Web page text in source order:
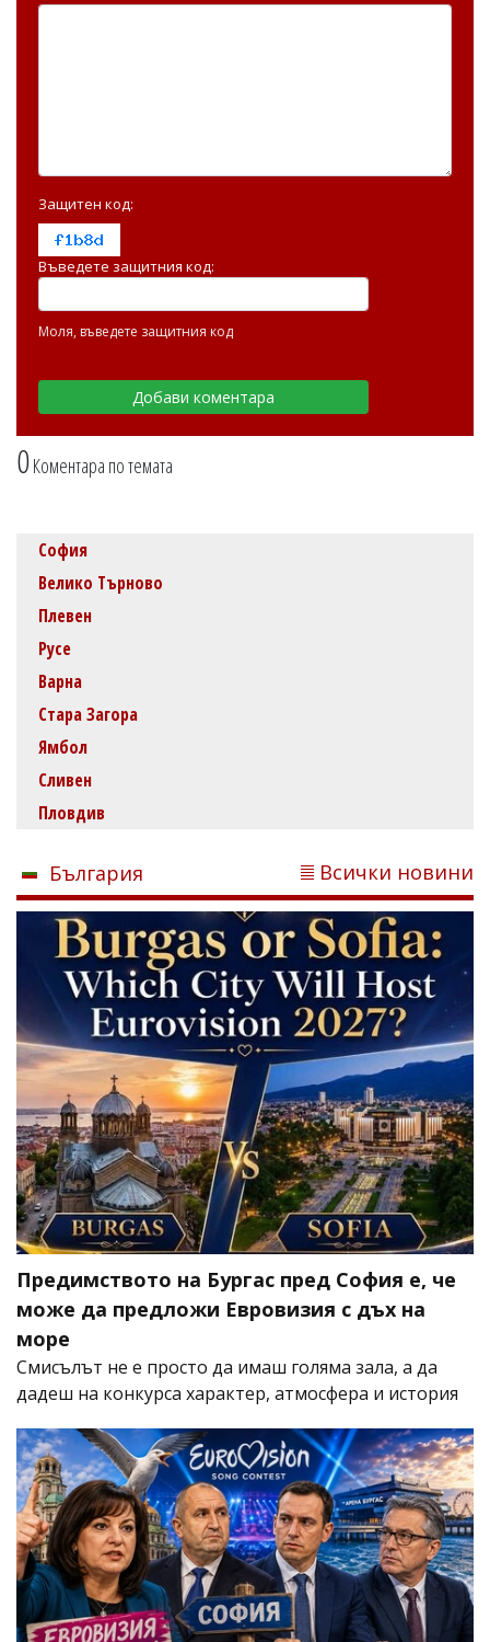
0Коментара по темата
Защитен код:
Въведете защитния код:
Моля, въведете защитния код
София
Велико Търново
Плевен
Русе
Варна
Стара Загора
Ямбол
Сливен
Пловдив
България Всички новини
Предимството на Бургас пред София е, че
може да предложи Евровизия с дъх на
море
Смисълът не е просто да имаш голяма зала, а да
дадеш на конкурса характер, атмосфера и история